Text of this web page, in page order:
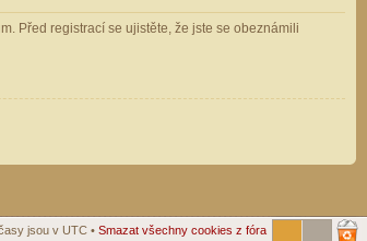
Před registrací se ujistěte, že jste se obeznámili
jsou v UTC • Smazat všechny cookies z fóra